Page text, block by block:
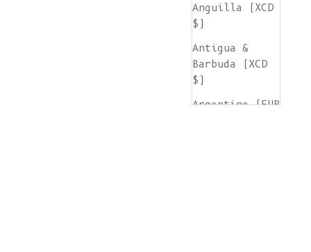
Anguilla (XCD
$)
Antigua &
Barbuda (XCD
$)
Argentine (EUR